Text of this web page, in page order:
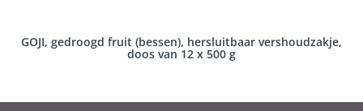
GOJI, gedroogd fruit (bessen), hersluitbaar vershoudzakje,
doos van 12 x 500 g